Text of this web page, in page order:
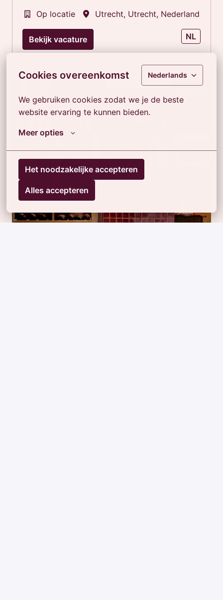
Cookies overeenkomst Nederlands
We gebruiken cookies zodat we je de beste
website ervaring te kunnen bieden.
Meer opties
Het noodzakelijke accepteren
Alles accepteren
Op locatie Utrecht, Utrecht, Nederland
Bekijk vacature NL